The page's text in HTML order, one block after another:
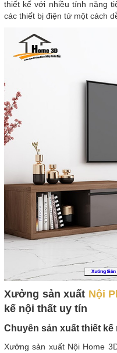
thiết kế với nhiều tính năng
các thiết bị điện tử một cách
Xưởng sản xuất Nội
kế nội thất uy tín
Chuyên sản xuất thiết kế
Xưởng sản xuất Nội Home